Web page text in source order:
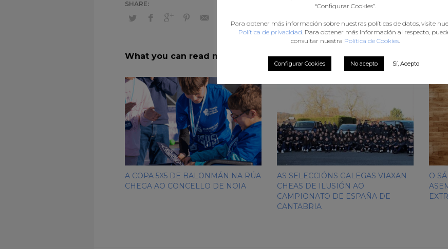
What you can read next
A COPA 5X5 DE BALONMÁN NA RÚA
CHEGA AO CONCELLO DE NOIA
AS SELECCIÓNS GALEGAS VIAXAN
CHEAS DE ILUSIÓN AO
CAMPIONATO DE ESPAÑA DE
CANTABRIA
O
“Configurar Cookies”.
Para obtener más información sobre nuestras políticas de datos, visite
Política de privacidad . Para obtener más información al respecto,
consultar nuestra Política de Cookies
Configurar Cookies No acepto Sí, Acepto